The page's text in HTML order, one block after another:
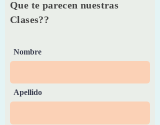
Que te parecen nuestras
Clases??
Nombre
Apellido